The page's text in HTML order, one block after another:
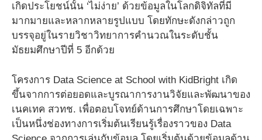
เกิดประโยชน์นั้น ‘ไม่ง่าย’ ด้วยข้อมูลในโลกดิจิทัลที่มี
มากมายและหลากหลายรูปแบบ โดยทักษะดังกล่าวถูก
บรรจุอยู่ในรายวิชาวิทยาการคำนวณในระดับชั้น
มัธยมศึกษาปีที่ 5 อีกด้วย
โครงการ Data Science at School with KidBright เกิด
ขึ้นจากการต่อยอดและบูรณาการงานวิจัยและพัฒนาของ
เนคเทค สวทช. เพื่อตอบโจทย์ด้านการศึกษาโดยเฉพาะ
เป็นหนึ่งช่องทางการเริ่มต้นเรียนรู้เรื่องราวของ Data